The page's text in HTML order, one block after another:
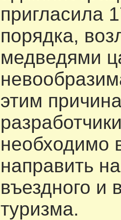
пригласила
порядка,
медведями
этим
необходимо
направить
въездного и
туризма.